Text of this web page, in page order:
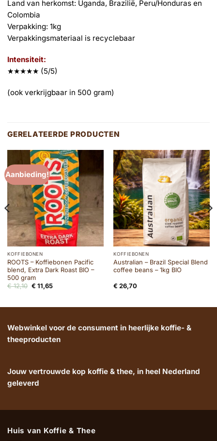
Land van herkomst: Uganda, Brazilië, Peru/Honduras en
Colombia
Verpakking: 1kg
Verpakkingsmateriaal is recyclebaar
Intensiteit:
★★★★★ (5/5)
(ook verkrijgbaar in 500 gram)
GERELATEERDE PRODUCTEN
Aanbieding!
KOFFIEBONEN
ROOTS – Koffiebonen Pacific
blend, Extra Dark Roast BIO –
500 gram
€12,10 Oorspronkelijke
prijs
€ 11,65Huidige
KOFFIEBONEN
Australian – Brazil Special Blend
coffee beans – 1kg BIO
€ 26,70
Webwinkel voor de consument in heerlijke koffie- &
theeproducten
Jouw vertrouwde kop koffie & thee, in heel Nederland
geleverd
Huis van Koffie & Thee